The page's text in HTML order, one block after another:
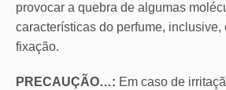
provocar a quebra de algumas
características do perfume, inclusive,
fixação.
PRECAUÇÃO…: Em caso de